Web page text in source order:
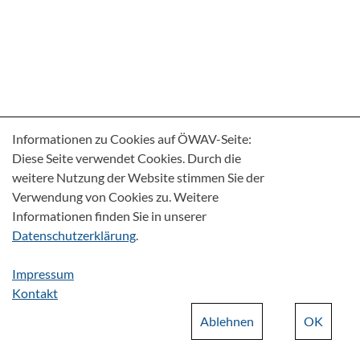
Informationen zu Cookies auf ÖWAV-Seite:
Diese Seite verwendet Cookies. Durch die
weitere Nutzung der Website stimmen Sie der
Verwendung von Cookies zu. Weitere
Informationen finden Sie in unserer
Datenschutzerklärung.
Impressum
Kontakt
OK
Ablehnen